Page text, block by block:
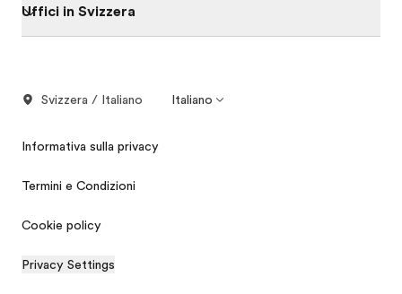
Uffici in Svizzera
Svizzera / Italiano Italiano
Informativa sulla privacy
Termini e Condizioni
Cookie policy
Privacy Settings